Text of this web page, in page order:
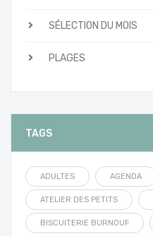
SÉLECTION DU MOIS
PLAGES
TAGS
ADULTES AGENDA
ATELIER DES PETITS
BISCUITERIE BURNOUF